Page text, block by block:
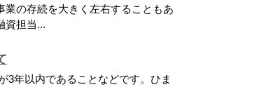
の存続を大きく左右することもあ
資担当...
3年以内であることなどです。ひま